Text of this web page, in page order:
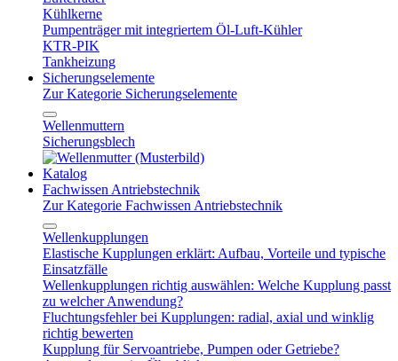
Kühlkerne
Pumpenträger mit integriertem Öl-Luft-Kühler
KTR-PIK
Tankheizung
Sicherungselemente
Zur Kategorie Sicherungselemente
Wellenmuttern
Sicherungsblech
Katalog
Fachwissen Antriebstechnik
Zur Kategorie Fachwissen Antriebstechnik
Wellenkupplungen
Elastische Kupplungen erklärt: Aufbau, Vorteile und typische
Einsatzfälle
Wellenkupplungen richtig auswählen: Welche Kupplung passt
zu welcher Anwendung?
Fluchtungsfehler bei Kupplungen: radial, axial und winklig
richtig bewerten
Kupplung für Servoantriebe, Pumpen oder Getriebe?